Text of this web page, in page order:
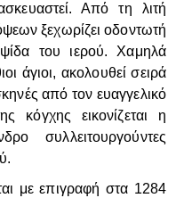
Από τη λιτή
ξεχωρίζει οδοντωτή
του ιερού. Χαμηλά
άγιοι, ακολουθεί σειρά
από τον ευαγγελικό
κόγχης εικονίζεται η
συλλειτουργούντες
με επιγραφή στα 1284